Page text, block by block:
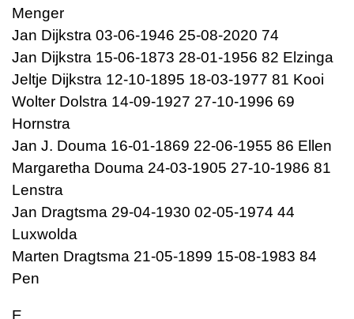
Menger
Jan Dijkstra 03-06-1946 25-08-2020 74
Jan Dijkstra 15-06-1873 28-01-1956 82 Elzinga
Jeltje Dijkstra 12-10-1895 18-03-1977 81 Kooi
Wolter Dolstra 14-09-1927 27-10-1996 69
Hornstra
Jan J. Douma 16-01-1869 22-06-1955 86 Ellen
Margaretha Douma 24-03-1905 27-10-1986 81
Lenstra
Jan Dragtsma 29-04-1930 02-05-1974 44
Luxwolda
Marten Dragtsma 21-05-1899 15-08-1983 84
Pen
E